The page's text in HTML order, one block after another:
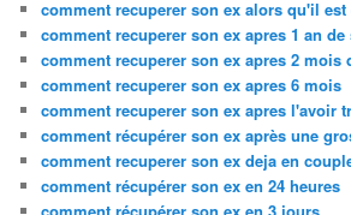
comment recuperer son ex alors qu'il
comment recuperer son ex apres 1 an de
comment recuperer son ex apres 2 mois
comment recuperer son ex apres 6 mois
comment recuperer son ex apres l'avoir
comment récupérer son ex après une
comment recuperer son ex deja en
comment récupérer son ex en 24 heures